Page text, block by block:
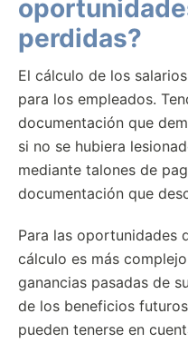
perdidas?
El cálculo de los
para los empleados.
documentación que
si no se hubiera
mediante talones de
documentación que
Para las oportunidades
cálculo es más
ganancias pasadas de
de los beneficios
pueden tenerse en